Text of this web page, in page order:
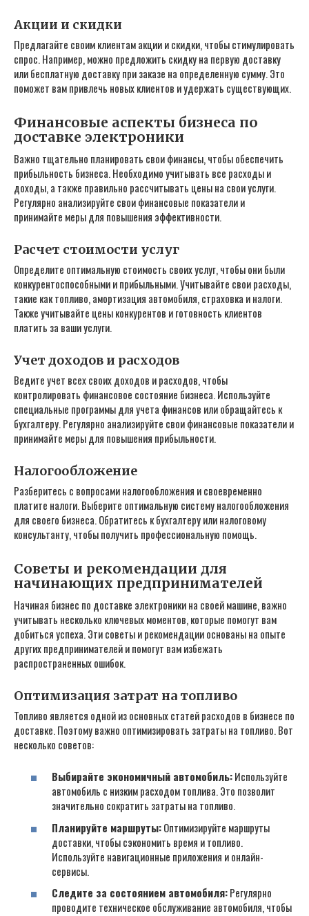
Акции и скидки
Предлагайте своим клиентам акции и скидки‚ чтобы стимулировать
спрос. Например‚ можно предложить скидку на первую доставку
или бесплатную доставку при заказе на определенную сумму. Это
поможет вам привлечь новых клиентов и удержать существующих.
Финансовые аспекты бизнеса по
доставке электроники
Важно тщательно планировать свои финансы‚ чтобы обеспечить
прибыльность бизнеса. Необходимо учитывать все расходы и
доходы‚ а также правильно рассчитывать цены на свои услуги.
Регулярно анализируйте свои финансовые показатели и
принимайте меры для повышения эффективности.
Расчет стоимости услуг
Определите оптимальную стоимость своих услуг‚ чтобы они были
конкурентоспособными и прибыльными. Учитывайте свои расходы‚
такие как топливо‚ амортизация автомобиля‚ страховка и налоги.
Также учитывайте цены конкурентов и готовность клиентов
платить за ваши услуги.
Учет доходов и расходов
Ведите учет всех своих доходов и расходов‚ чтобы
контролировать финансовое состояние бизнеса. Используйте
специальные программы для учета финансов или обращайтесь к
бухгалтеру. Регулярно анализируйте свои финансовые показатели и
принимайте меры для повышения прибыльности.
Налогообложение
Разберитесь с вопросами налогообложения и своевременно
платите налоги. Выберите оптимальную систему налогообложения
для своего бизнеса. Обратитесь к бухгалтеру или налоговому
консультанту‚ чтобы получить профессиональную помощь.
Советы и рекомендации для
начинающих предпринимателей
Начиная бизнес по доставке электроники на своей машине‚ важно
учитывать несколько ключевых моментов‚ которые помогут вам
добиться успеха. Эти советы и рекомендации основаны на опыте
других предпринимателей и помогут вам избежать
распространенных ошибок.
Оптимизация затрат на топливо
Топливо является одной из основных статей расходов в бизнесе по
доставке. Поэтому важно оптимизировать затраты на топливо. Вот
несколько советов:
Выбирайте экономичный автомобиль:Используйте
автомобиль с низким расходом топлива. Это позволит
значительно сократить затраты на топливо.
Планируйте маршруты:Оптимизируйте маршруты
доставки‚ чтобы сэкономить время и топливо.
Используйте навигационные приложения и онлайн-
сервисы.
Следите за состоянием автомобиля:Регулярно
проводите техническое обслуживание автомобиля‚ чтобы